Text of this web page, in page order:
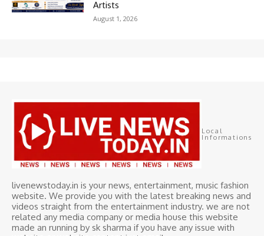
Artists
August 1, 2026
Local
Informations
livenewstoday.in is your news, entertainment, music fashion
website. We provide you with the latest breaking news and
videos straight from the entertainment industry. we are not
related any media company or media house this website
made an running by sk sharma if you have any issue with